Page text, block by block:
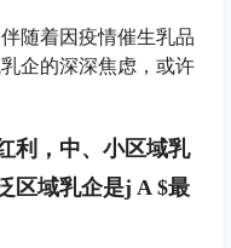
随着因疫情催生乳品
企的深深焦虑，或许
利，中、小区域乳
区域乳企是j A $最